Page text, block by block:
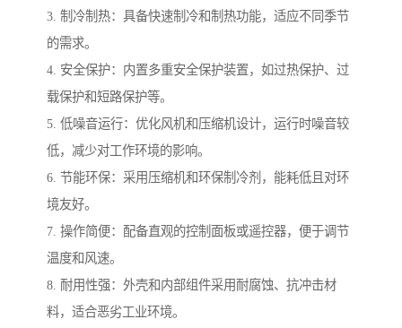
3. 制冷制热：具备快速制冷和制热功能，适应不同季节
的需求。
4. 安全保护：内置多重安全保护装置，如过热保护、过
载保护和短路保护等。
5. 低噪音运行：优化风机和压缩机设计，运行时噪音较
低，减少对工作环境的影响。
6. 节能环保：采用压缩机和环保制冷剂，能耗低且对环
境友好。
7. 操作简便：配备直观的控制面板或遥控器，便于调节
温度和风速。
8. 耐用性强：外壳和内部组件采用耐腐蚀、抗冲击材
料，适合恶劣工业环境。